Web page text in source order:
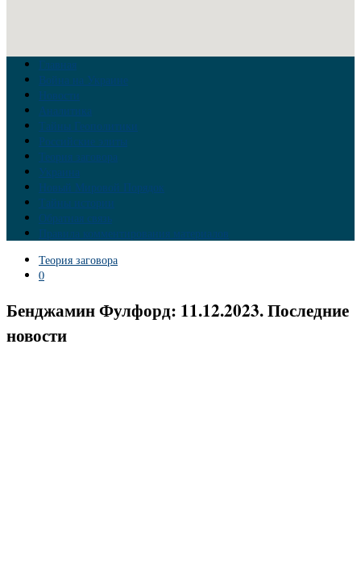
Главная
Война на Украине
Новости
Аналитика
Тайны Геополитики
Российские элиты
Теория заговора
Украина
Новый Мировой Порядок
Тайны истории
Обратная связь
Правила комментирования материалов
Теория заговора
0
Бенджамин Фулфорд: 11.12.2023. Последние
новости